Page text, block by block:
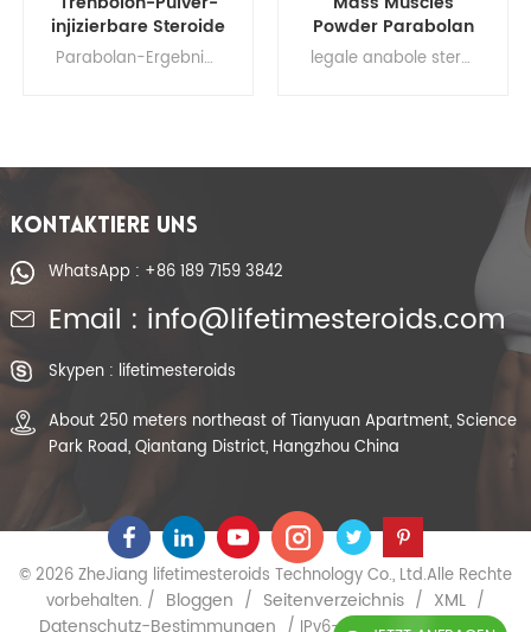
Powder Parabolan
Tren Hexy Tren Hex
Steroidhormon CAS
legale anabole steroide zum muskelaufbau , rohes Testosteronpulver, Steroidhormone, Muskelaufbaupräparate Trenbolone Hex Trenbolone Hex Bodybuilding Trenbolone Hex Nebenwirkungen Trenbolone Hex Dosierung Trenbolone Hex Trenbolone Hexy 100
Trenbolone
HexahydrobenzylParabolan-Zyklus, Parabolan-Dosierung, Parabolan-Dosierung pro Woche, Parabolan-Dosierung, Parabolan-Forum, Parabolan Frankreich, Primobolan-Fettabbau, Parabolan für Anfänger, Parabolan-Formel
KONTAKTIERE UNS
WhatsApp : +86 189 7159 3842
Email : info@lifetimesteroids.com
Skypen : lifetimesteroids
About 250 meters northeast of Tianyuan Apartment, Science
Park Road, Qiantang District, Hangzhou China
© 2026 ZheJiang lifetimesteroids Technology Co., Ltd.Alle Rechte
vorbehalten. / Bloggen / Seitenverzeichnis / XML /
Datenschutz-Bestimmungen